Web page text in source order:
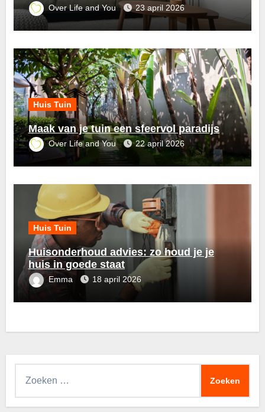
Over Life and You 23 april 2026
Huis Tuin
Maak van je tuin een sfeervol paradijs
Over Life and You 22 april 2026
Huis Tuin
Huisonderhoud advies: zo houd je je
huis in goede staat
Emma 18 april 2026